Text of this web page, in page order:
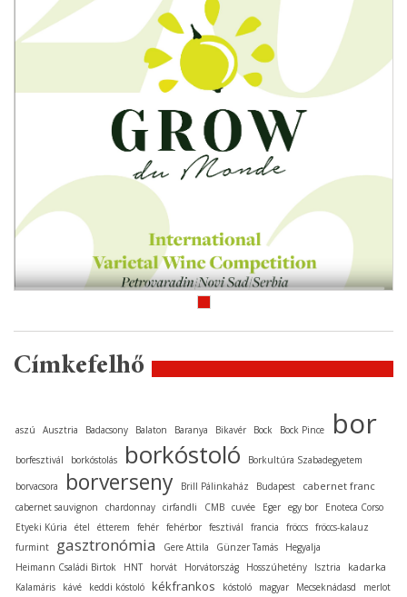
Címkefelhő
aszú Ausztria Badacsony Balaton Baranya Bikavér Bock Bock Pince bor
borfesztivál borkóstolás borkóstoló Borkultúra Szabadegyetem
borvacsora borverseny Brill Pálinkaház Budapest cabernet franc
cabernet sauvignon chardonnay cirfandli CMB cuvée Eger egy bor
Enoteca Corso
Etyeki Kúria
étel étterem fehér fehérbor fesztivál francia fröccs fröccs-kalauz
furmint
gasztronómia Gere Attila Günzer Tamás
Hegyalja
Heimann Családi Birtok
HNT horvát Horvátország Hosszúhetény Isztria kadarka
Kalamáris kávé keddi kóstoló kékfrankos kóstoló magyar Mecseknádasd
merlot